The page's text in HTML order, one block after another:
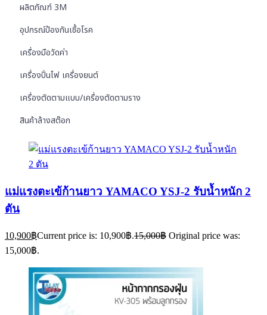
ผลิตภัณฑ์ 3M
อุปกรณ์ป้องกันเชื้อโรค
เครื่องมือวัดค่า
เครื่องปั่นไฟ เครื่องยนต์
เครื่องตัดตามแบบ/เครื่องตัดตามราง
สินค้าล้างสต๊อก
แม่แรงตะเข้ก้านยาว YAMACO YSJ-2 รับน้ำหนัก 2
ตัน
10,900฿Current price is: 10,900฿.15,000฿ Original price was:
15,000฿.